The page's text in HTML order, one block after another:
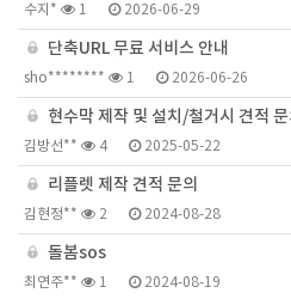
수지* 1 2026-06-29
단축URL 무료 서비스 안내
sho******** 1 2026-06-26
현수막 제작 및 설치/철거시 견적 문
김방선** 4 2025-05-22
리플렛 제작 견적 문의
김현정** 2 2024-08-28
돌봄sos
최연주** 1 2024-08-19